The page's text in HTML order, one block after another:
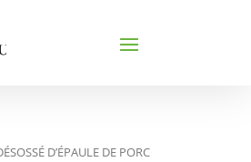
D’ÉPAULE DE PORC